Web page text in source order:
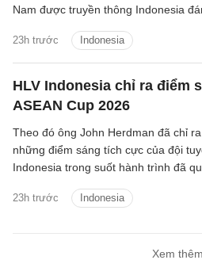
23h trước Indonesia
Nam được truyền thông Indonesia
địch.
HLV Indonesia chỉ ra điểm
ASEAN Cup 2026
23h trước Indonesia
Theo đó ông John Herdman đã chỉ ra
những điểm sáng tích cực của đội
Indonesia trong suốt hành trình đã
Xem thêm